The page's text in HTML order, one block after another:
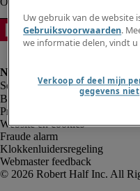
Bedrijfsinformatie
Privacyverklaring
Website en cookies
Fraude alarm
Klokkenluidersregeling
Webmaster feedback
Uw gebruik van de website
Gebruiksvoorwaarden.
we informatie delen, vindt u
Verkoop of deel mijn
gegevens niet